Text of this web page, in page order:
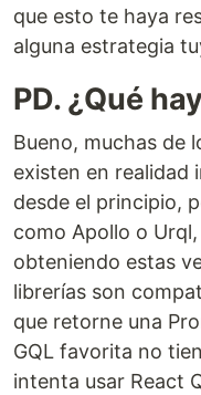
que esto te haya
alguna estrategia
PD. ¿Qué
Bueno, muchas de
existen en
desde el principio,
como Apollo o
obteniendo estas
librerías son
que retorne una
GQL favorita no
intenta usar React